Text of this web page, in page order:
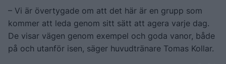
– Vi är övertygade om att det här är en grupp som
kommer att leda genom sitt sätt att agera varje dag.
De visar vägen genom exempel och goda vanor, både
på och utanför isen, säger huvudtränare Tomas Kollar.